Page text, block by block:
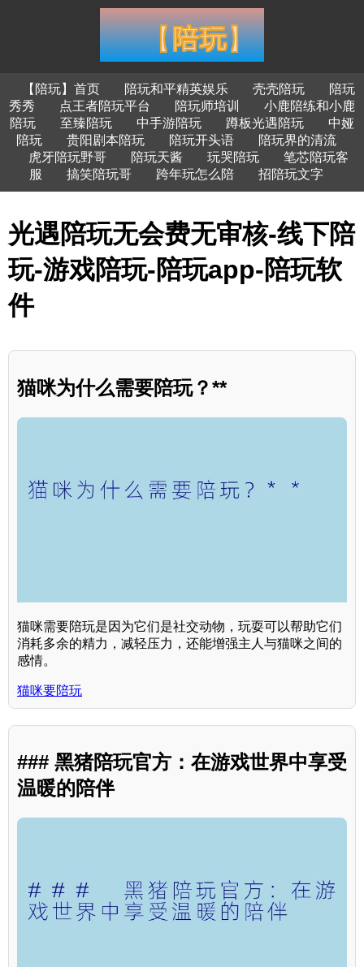
【陪玩】首页 陪玩和平精英娱乐 壳壳陪玩
陪玩
秀秀
点王者陪玩平台 陪玩师培训
小鹿陪练和小鹿
陪玩
至臻陪玩 中手游陪玩 蹲板光遇陪玩
中娅
陪玩
贵阳剧本陪玩 陪玩开头语
陪玩界的清流
虎牙陪玩野哥
陪玩天酱 玩哭陪玩
笔芯陪玩客
服
搞笑陪玩哥 跨年玩怎么陪 招陪玩文字
光遇陪玩无会费无审核-线下陪
玩-游戏陪玩-陪玩app-陪玩软
件
猫咪为什么需要陪玩？**
猫咪需要陪玩是因为它们是社交动物，玩耍可以帮助它们
消耗多余的精力，减轻压力，还能增强主人与猫咪之间的
感情。
猫咪要陪玩
### 黑猪陪玩官方：在游戏世界中享受
温暖的陪伴